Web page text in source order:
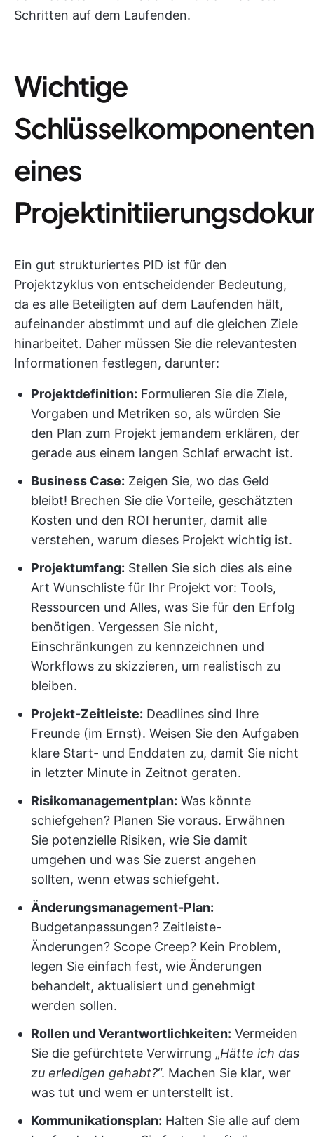
Schritten auf dem Laufenden.
Wichtige
Schlüsselkomponenten
eines
Ein gut strukturiertes PID ist für den
Projektzyklus von entscheidender Bedeutung,
da es alle Beteiligten auf dem Laufenden hält,
aufeinander abstimmt und auf die gleichen Ziele
hinarbeitet. Daher müssen Sie die relevantesten
Informationen festlegen, darunter:
Projektdefinition: Formulieren Sie die Ziele,
Vorgaben und Metriken so, als würden Sie
den Plan zum Projekt jemandem erklären, der
gerade aus einem langen Schlaf erwacht ist.
Business Case: Zeigen Sie, wo das Geld
bleibt! Brechen Sie die Vorteile, geschätzten
Kosten und den ROI herunter, damit alle
verstehen, warum dieses Projekt wichtig ist.
Projektumfang: Stellen Sie sich dies als eine
Art Wunschliste für Ihr Projekt vor: Tools,
Ressourcen und Alles, was Sie für den Erfolg
benötigen. Vergessen Sie nicht,
Einschränkungen zu kennzeichnen und
Workflows zu skizzieren, um realistisch zu
bleiben.
Projekt-Zeitleiste: Deadlines sind Ihre
Freunde (im Ernst). Weisen Sie den Aufgaben
klare Start- und Enddaten zu, damit Sie nicht
in letzter Minute in Zeitnot geraten.
Risikomanagementplan: Was könnte
schiefgehen? Planen Sie voraus. Erwähnen
Sie potenzielle Risiken, wie Sie damit
umgehen und was Sie zuerst angehen
sollten, wenn etwas schiefgeht.
Änderungsmanagement-Plan:
Budgetanpassungen? Zeitleiste-
Änderungen? Scope Creep? Kein Problem,
legen Sie einfach fest, wie Änderungen
behandelt, aktualisiert und genehmigt
werden sollen.
Rollen und Verantwortlichkeiten: Vermeiden
Sie die gefürchtete Verwirrung „Hätte ich das
zu erledigen gehabt?“. Machen Sie klar, wer
was tut und wem er unterstellt ist.
Kommunikationsplan: Halten Sie alle auf dem